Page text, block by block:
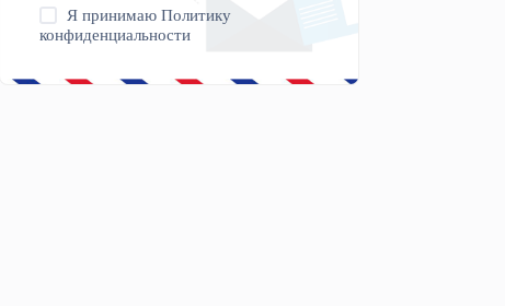
Я принимаюПолитику
конфиденциальности